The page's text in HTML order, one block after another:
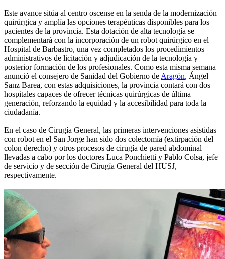
Este avance sitúa al centro oscense en la senda de la modernización
quirúrgica y amplía las opciones terapéuticas disponibles para los
pacientes de la provincia. Esta dotación de alta tecnología se
complementará con la incorporación de un robot quirúrgico en el
Hospital de Barbastro, una vez completados los procedimientos
administrativos de licitación y adjudicación de la tecnología y
posterior formación de los profesionales. Como esta misma semana
anunció el consejero de Sanidad del Gobierno de Aragón, Ángel
Sanz Barea, con estas adquisiciones, la provincia contará con dos
hospitales capaces de ofrecer técnicas quirúrgicas de última
generación, reforzando la equidad y la accesibilidad para toda la
ciudadanía.
En el caso de Cirugía General, las primeras intervenciones asistidas
con robot en el San Jorge han sido dos colectomía (extirpación del
colon derecho) y otros procesos de cirugía de pared abdominal
llevadas a cabo por los doctores Luca Ponchietti y Pablo Colsa, jefe
de servicio y de sección de Cirugía General del HUSJ,
respectivamente.